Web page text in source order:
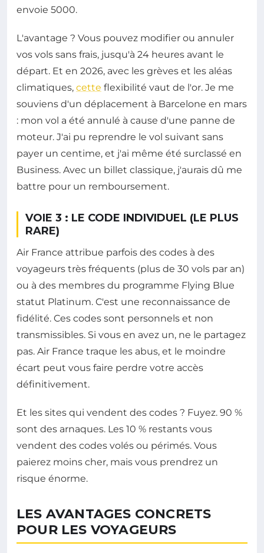
envoie 5000.
L'avantage ? Vous pouvez modifier ou annuler
vos vols sans frais, jusqu'à 24 heures avant le
départ. Et en 2026, avec les grèves et les aléas
climatiques, cette flexibilité vaut de l'or. Je me
souviens d'un déplacement à Barcelone en mars
: mon vol a été annulé à cause d'une panne de
moteur. J'ai pu reprendre le vol suivant sans
payer un centime, et j'ai même été surclassé en
Business. Avec un billet classique, j'aurais dû me
battre pour un remboursement.
VOIE 3 : LE CODE INDIVIDUEL (LE PLUS
RARE)
Air France attribue parfois des codes à des
voyageurs très fréquents (plus de 30 vols par an)
ou à des membres du programme Flying Blue
statut Platinum. C'est une reconnaissance de
fidélité. Ces codes sont personnels et non
transmissibles. Si vous en avez un, ne le partagez
pas. Air France traque les abus, et le moindre
écart peut vous faire perdre votre accès
définitivement.
Et les sites qui vendent des codes ? Fuyez. 90 %
sont des arnaques. Les 10 % restants vous
vendent des codes volés ou périmés. Vous
paierez moins cher, mais vous prendrez un
risque énorme.
LES AVANTAGES CONCRETS
POUR LES VOYAGEURS